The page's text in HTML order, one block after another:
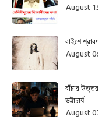
August
বাইশে
August
বাঁচার
ভট্টাচার্য
August